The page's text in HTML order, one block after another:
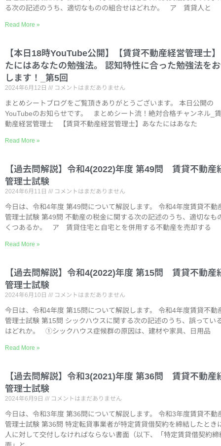
る次の記述のうち、適切なものの組合せはどれか。 ア 賃貸人と
Read More »
【本日18時YouTube公開】【賃貸不動産経営管理士
たにはあなたの勉強法。 認知特性に合った勉強法を
します！_第5回
2024年6月12日 コメントはまだありません
まとめシートブログをご覧頂きありがとうございます。 本日公開の
YouTubeのお知らせです。 まとめシート流！絶対合格チャンネル_
動産経営管理士 【賃貸不動産経営管理士】あなたにはあなた
Read More »
【過去問解説】令和4(2022)年度 第49問 賃貸不動産
管理士試験
2024年6月11日 コメントはまだありません
今日は、令和4年度 第49問について解説します。 令和4年度賃貸不動
管理士試験 第49問 不動産の税金に関する次の記述のうち、適切なも
くつあるか。 ア 賃貸住宅と自宅とを併用する不動産を売却する
Read More »
【過去問解説】令和4(2022)年度 第15問 賃貸不動産
管理士試験
2024年6月10日 コメントはまだありません
今日は、令和4年度 第15問について解説します。 令和4年度賃貸不動
管理士試験 第15問 シックハウスに関する次の記述のうち、誤ってい
はどれか。 ①シックハウス症候群の原因は、建材や家具、日用品
Read More »
【過去問解説】令和3(2021)年度 第36問 賃貸不動産
管理士試験
2024年6月9日 コメントはまだありません
今日は、令和3年度 第36問について解説します。 令和3年度賃貸不動
管理士試験 第36問 特定転貸事業者が特定賃貸借契約を締結したとき
人に対して交付しなければならない書面（以下、「特定賃貸借契約締